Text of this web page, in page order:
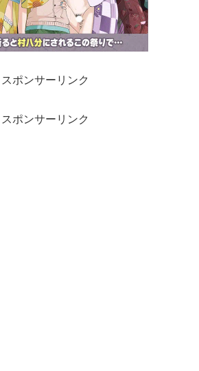
スポンサーリンク
スポンサーリンク